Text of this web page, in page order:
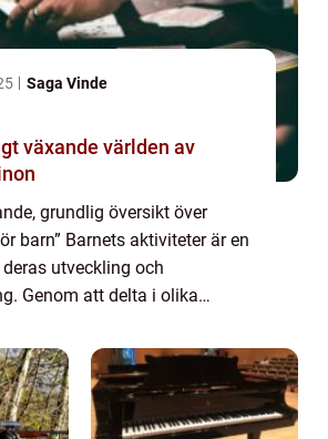
Saga Vinde
växande världen av
grundlig översikt över
barn” Barnets aktiviteter är en
utveckling och
Genom att delta i olika
bygga självfö...